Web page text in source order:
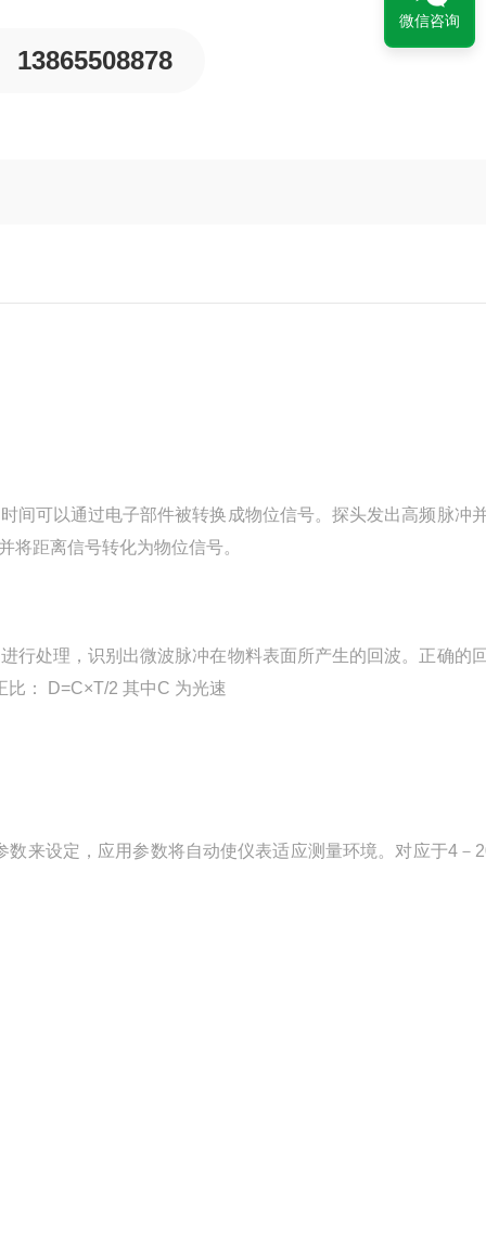
13865508878
间可以通过电子部件被转换成物位信号。探头发出高频脉冲
将距离信号转化为物位信号。
行处理，识别出微波脉冲在物料表面所产生的回波。正确的
： D=C×T/2 其中C 为光速
来设定，应用参数将自动使仪表适应测量环境。对应于4－
微信咨询